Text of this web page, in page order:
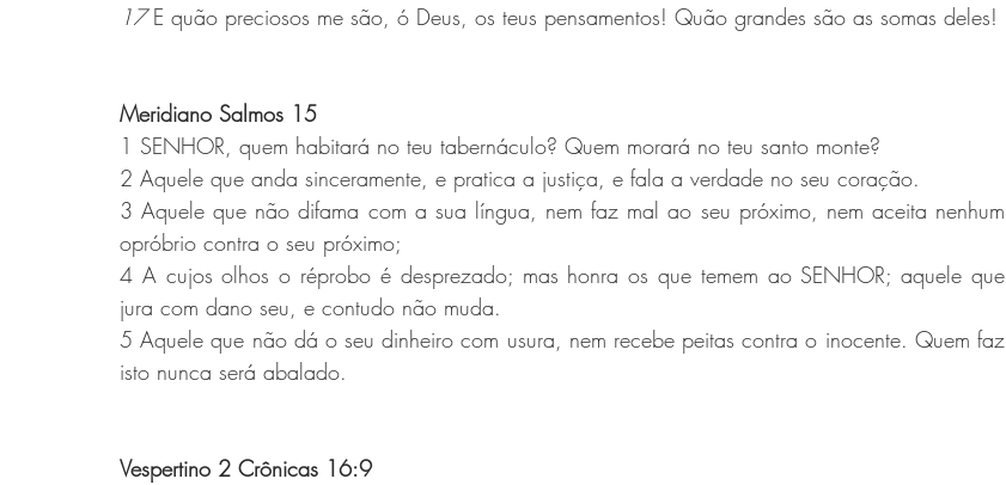
17 E quão preciosos me são, ó Deus, os teus pensamentos! Quão grandes são as somas deles!
Meridiano Salmos 15
1 SENHOR, quem habitará no teu tabernáculo? Quem morará no teu santo monte?
2 Aquele que anda sinceramente, e pratica a justiça, e fala a verdade no seu coração.
3 Aquele que não difama com a sua língua, nem faz mal ao seu próximo, nem aceita nenhum
opróbrio contra o seu próximo;
4 A cujos olhos o réprobo é desprezado; mas honra os que temem ao SENHOR; aquele que
jura com dano seu, e contudo não muda.
5 Aquele que não dá o seu dinheiro com usura, nem recebe peitas contra o inocente. Quem faz
isto nunca será abalado.
Vespertino 2 Crônicas 16:9